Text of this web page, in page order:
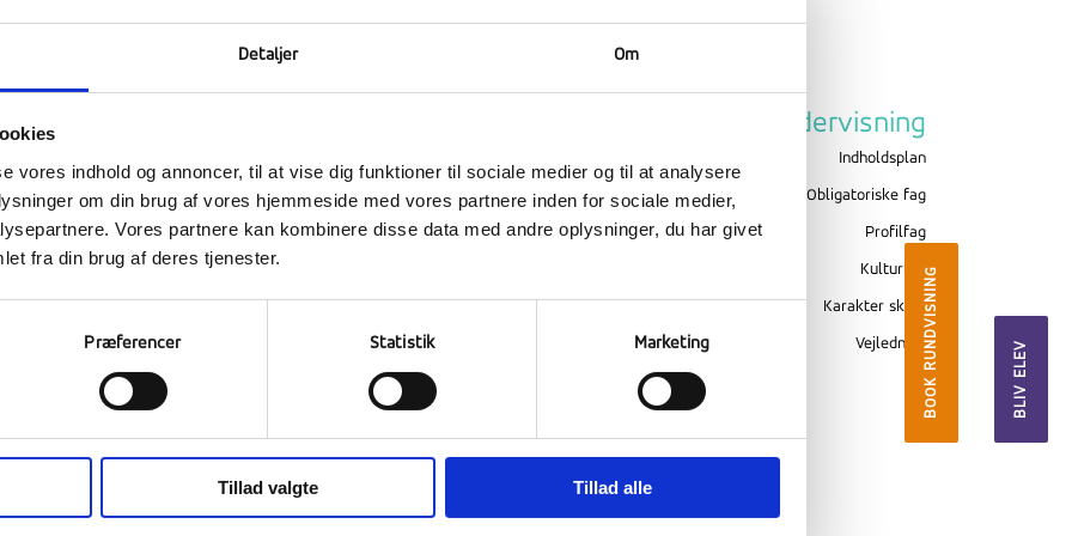
Detaljer Om
vores indhold og annoncer, til at vise dig funktioner til sociale medier og til at analysere
om din brug af vores hjemmeside med vores partnere inden for sociale medier,
Vores partnere kan kombinere disse data med andre oplysninger, du har givet
fra din brug af deres tjenester.
Præferencer Statistik Marketing
Tillad valgte Tillad alle
BOOK RUNDVISNING BLIV ELEV
Book rundvisning
Efterskolelivet
Værdigrundlag
Skolekreds
Forsikring
Inklusion
Undervisning
Indholdsplan
Obligatoriske fag
Profilfag
Kulturfag
Karakter skala
Vejledning